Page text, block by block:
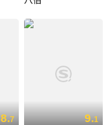
8.7 9.1